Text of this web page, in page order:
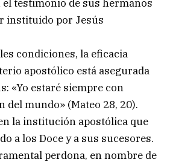
testimonio de sus hermanos
instituido por Jesús
condiciones, la eficacia
apostólico está asegurada
«Yo estaré siempre con
del mundo» (Mateo 28, 20).
la institución apostólica que
a los Doce y a sus sucesores.
perdona, en nombre de